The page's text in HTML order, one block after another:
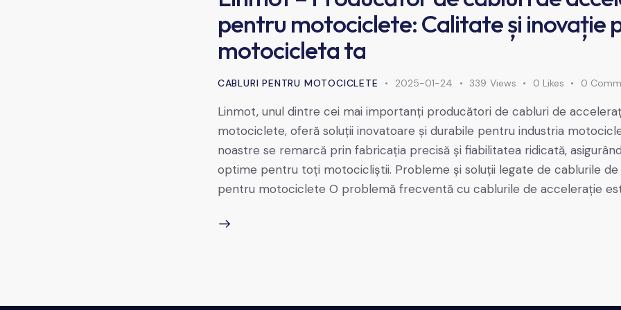
pentru motociclete: Calitate și inovație
motocicleta ta
CABLURI PENTRU MOTOCICLETE 2025-01-24 339 Views 0 Likes 0
Linmot, unul dintre cei mai importanți producători de cabluri de
motociclete, oferă soluții inovatoare și durabile pentru industria
noastre se remarcă prin fabricația precisă și fiabilitatea ridicată,
optime pentru toți motocicliștii. Probleme și soluții legate de cablurile
pentru motociclete O problemă frecventă cu cablurile de accelerație